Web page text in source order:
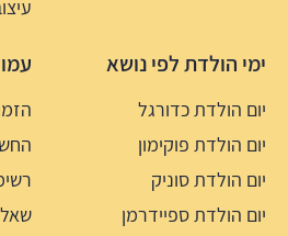
ימי הולדת לפי נושא
יום הולדת כדורגל
יום הולדת פוקימון
יום הולדת סוניק
יום הולדת ספיידרמן